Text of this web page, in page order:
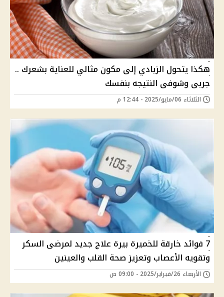
هكذا يتحول الزبادي إلى مكون مثالي للعناية بشعرك ..
جربى وشوفى النتيجه بنفسك
الثلاثاء 06/مايو/2025 - 12:44 م
7 فوائد خارقة للخميرة بيرة علاج جديد لمرضى السكر
وتقويه الأعصاب وتعزيز صحة القلب والعينين
الأربعاء 26/فبراير/2025 - 09:00 ص